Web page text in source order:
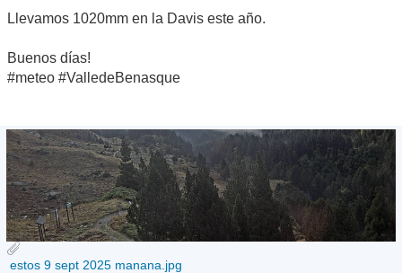
Llevamos 1020mm en la Davis este año.
Buenos días!
#meteo #ValledeBenasque
estos 9 sept 2025 manana.jpg